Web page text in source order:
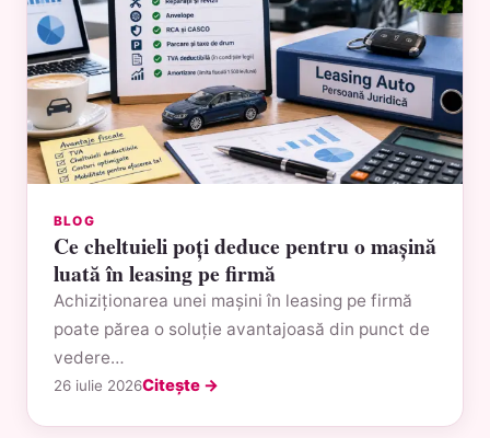
BLOG
Ce cheltuieli poți deduce pentru o mașină
luată în leasing pe firmă
Achiziționarea unei mașini în leasing pe firmă
poate părea o soluție avantajoasă din punct de
vedere…
26 iulie 2026Citește →